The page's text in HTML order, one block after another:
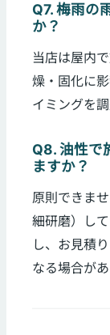
Q7. 梅雨の
か？
当店は屋内
燥・固化に
イミングを
Q8. 油性で
ますか？
原則できま
細研磨）し
し、お見積
なる場合があ